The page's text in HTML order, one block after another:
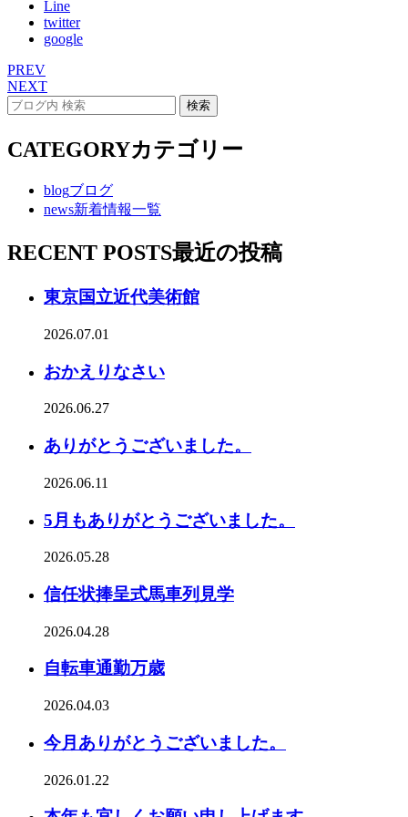
Line
twitter
google
PREV
NEXT
CATEGORYカテゴリー
blogブログ
news新着情報一覧
RECENT POSTS最近の投稿
東京国立近代美術館
2026.07.01
おかえりなさい
2026.06.27
ありがとうございました。
2026.06.11
5月もありがとうございました。
2026.05.28
信任状捧呈式馬車列見学
2026.04.28
自転車通勤万歳
2026.04.03
今月ありがとうございました。
2026.01.22